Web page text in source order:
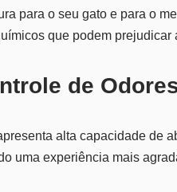
para o seu gato e para o
que podem prejudicar
de
alta capacidade de
uma experiência mais